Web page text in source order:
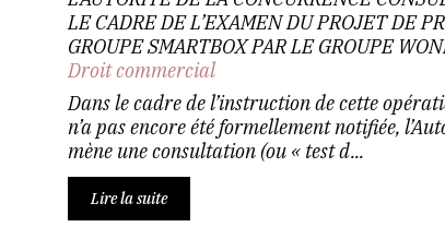
LE CADRE DE L’EXAMEN DU PROJET DE
GROUPE SMARTBOX PAR LE GROUPE
Droit commercial
Dans le cadre de l’instruction de cette
n’a pas encore été formellement notifiée,
mène une consultation (ou « test d...
Lire la suite